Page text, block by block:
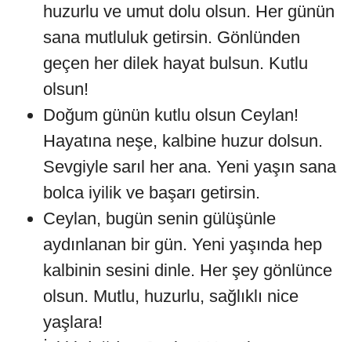
huzurlu ve umut dolu olsun. Her günün
sana mutluluk getirsin. Gönlünden
geçen her dilek hayat bulsun. Kutlu
olsun!
Doğum günün kutlu olsun Ceylan!
Hayatına neşe, kalbine huzur dolsun.
Sevgiyle sarıl her ana. Yeni yaşın sana
bolca iyilik ve başarı getirsin.
Ceylan, bugün senin gülüşünle
aydınlanan bir gün. Yeni yaşında hep
kalbinin sesini dinle. Her şey gönlünce
olsun. Mutlu, huzurlu, sağlıklı nice
yaşlara!